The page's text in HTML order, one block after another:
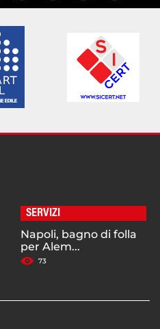
SERVIZI
Napoli, bagno di folla
per Alem...
73